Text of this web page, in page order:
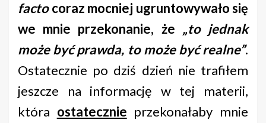
factocoraz mocniej ugruntowywało się
we mnie przekonanie, że „to jednak
może być prawda, to może być realne”.
Ostatecznie po dziś dzień nie trafiłem
jeszcze na informację w tej materii,
która ostatecznie przekonałaby mnie